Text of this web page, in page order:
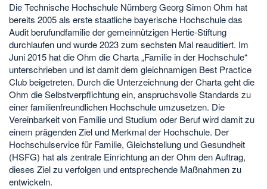
Die Technische Hochschule Nürnberg Georg Simon Ohm hat
bereits 2005 als erste staatliche bayerische Hochschule das
Audit berufundfamilie der gemeinnützigen Hertie-Stiftung
durchlaufen und wurde 2023 zum sechsten Mal reauditiert. Im
Juni 2015 hat die Ohm die Charta „Familie in der Hochschule“
unterschrieben und ist damit dem gleichnamigen Best Practice
Club beigetreten. Durch die Unterzeichnung der Charta geht die
Ohm die Selbstverpflichtung ein, anspruchsvolle Standards zu
einer familienfreundlichen Hochschule umzusetzen. Die
Vereinbarkeit von Familie und Studium oder Beruf wird damit zu
einem prägenden Ziel und Merkmal der Hochschule. Der
Hochschulservice für Familie, Gleichstellung und Gesundheit
(HSFG) hat als zentrale Einrichtung an der Ohm den Auftrag,
dieses Ziel zu verfolgen und entsprechende Maßnahmen zu
entwickeln.